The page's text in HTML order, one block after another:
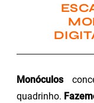
Monóculos
quadrinho.